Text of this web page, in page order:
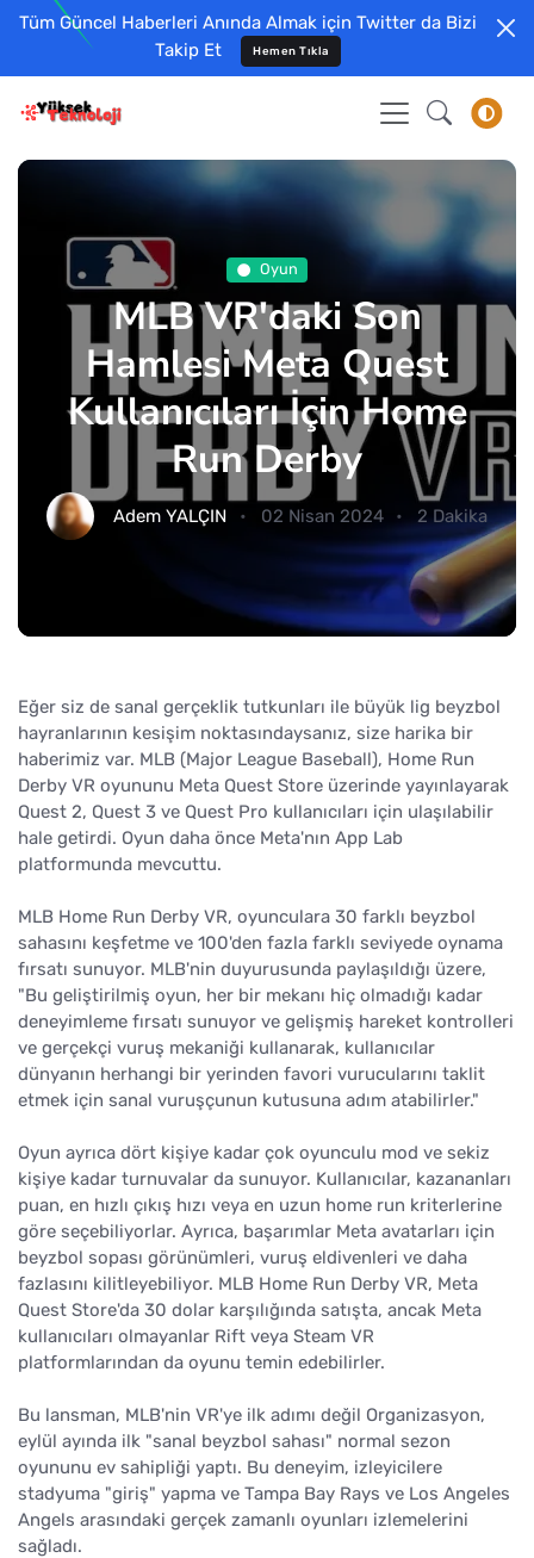
Tüm Güncel Haberleri Anında Almak için Twitter da Bizi
Takip Et
Hemen Tıkla
Oyun
MLB VR'daki Son
Hamlesi Meta Quest
Kullanıcıları İçin Home
Run Derby
Adem YALÇIN 02 Nisan 2024 2 Dakika
Eğer siz de sanal gerçeklik tutkunları ile büyük lig beyzbol
hayranlarının kesişim noktasındaysanız, size harika bir
haberimiz var. MLB (Major League Baseball), Home Run
Derby VR oyununu Meta Quest Store üzerinde yayınlayarak
Quest 2, Quest 3 ve Quest Pro kullanıcıları için ulaşılabilir
hale getirdi. Oyun daha önce Meta'nın App Lab
platformunda mevcuttu.
MLB Home Run Derby VR, oyunculara 30 farklı beyzbol
sahasını keşfetme ve 100'den fazla farklı seviyede oynama
fırsatı sunuyor. MLB'nin duyurusunda paylaşıldığı üzere,
"Bu geliştirilmiş oyun, her bir mekanı hiç olmadığı kadar
deneyimleme fırsatı sunuyor ve gelişmiş hareket kontrolleri
ve gerçekçi vuruş mekaniği kullanarak, kullanıcılar
dünyanın herhangi bir yerinden favori vurucularını taklit
etmek için sanal vuruşçunun kutusuna adım atabilirler."
Oyun ayrıca dört kişiye kadar çok oyunculu mod ve sekiz
kişiye kadar turnuvalar da sunuyor. Kullanıcılar, kazananları
puan, en hızlı çıkış hızı veya en uzun home run kriterlerine
göre seçebiliyorlar. Ayrıca, başarımlar Meta avatarları için
beyzbol sopası görünümleri, vuruş eldivenleri ve daha
fazlasını kilitleyebiliyor. MLB Home Run Derby VR, Meta
Quest Store'da 30 dolar karşılığında satışta, ancak Meta
kullanıcıları olmayanlar Rift veya Steam VR
platformlarından da oyunu temin edebilirler.
Bu lansman, MLB'nin VR'ye ilk adımı değil Organizasyon,
eylül ayında ilk "sanal beyzbol sahası" normal sezon
oyununu ev sahipliği yaptı. Bu deneyim, izleyicilere
stadyuma "giriş" yapma ve Tampa Bay Rays ve Los Angeles
Angels arasındaki gerçek zamanlı oyunları izlemelerini
sağladı.